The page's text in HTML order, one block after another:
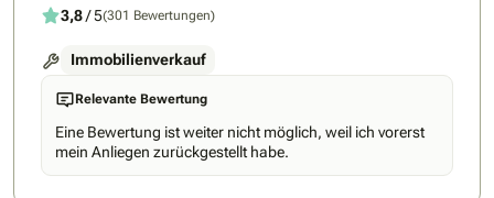
3,8/ 5(301 Bewertungen)
Immobilienverkauf
Relevante Bewertung
Eine Bewertung ist weiter nicht möglich, weil ich vorerst
mein Anliegen zurückgestellt habe.